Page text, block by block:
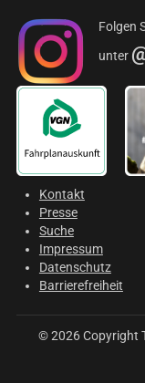
Folgen
unter
Kontakt
Presse
Suche
Impressum
Datenschutz
Barrierefreiheit
© 2026 Copyright